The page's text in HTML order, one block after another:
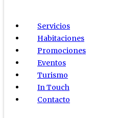
Servicios
Habitaciones
Promociones
Eventos
Turismo
In Touch
Contacto